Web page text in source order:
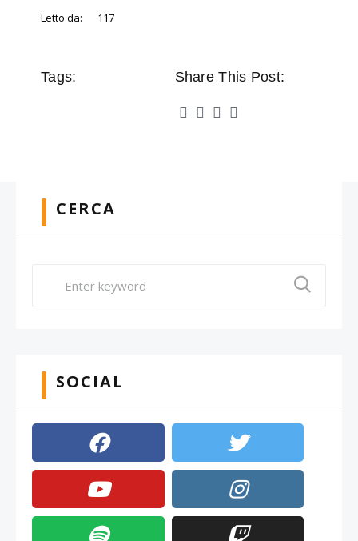
Letto da: 117
Tags: Share This Post:
CERCA
SOCIAL